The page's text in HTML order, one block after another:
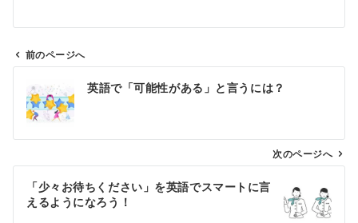
前のページへ
英語で「可能性がある」と言うには？
次のページへ
「少々お待ちください」を英語でスマートに言
えるようになろう！